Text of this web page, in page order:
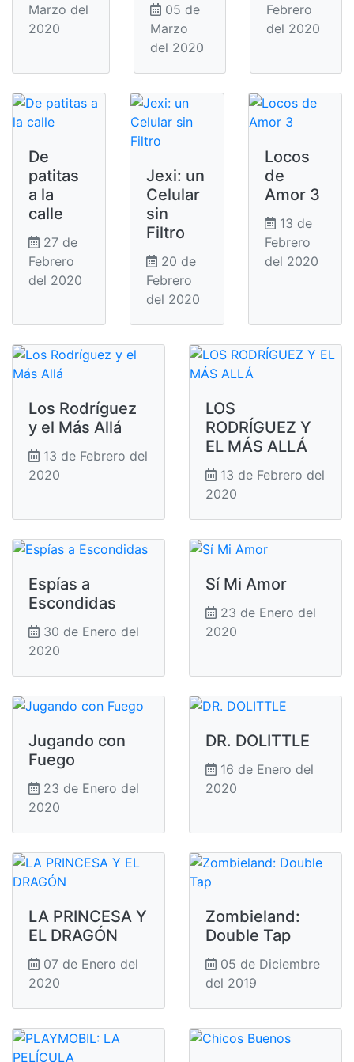
Marzo del
2020
05 de
Marzo
del 2020
Febrero
del 2020
De
patitas
a la
calle
27 de
Febrero
del 2020
Jexi: un
Celular
sin
Filtro
20 de
Febrero
del 2020
Locos
de
Amor 3
13 de
Febrero
del 2020
Los Rodríguez
y el Más Allá
13 de Febrero del
2020
LOS
RODRÍGUEZ Y
EL MÁS ALLÁ
13 de Febrero del
2020
Espías a
Escondidas
30 de Enero del
2020
Sí Mi Amor
23 de Enero del
2020
Jugando con
Fuego
23 de Enero del
2020
DR. DOLITTLE
16 de Enero del
2020
LA PRINCESA Y
EL DRAGÓN
07 de Enero del
2020
Zombieland:
Double Tap
05 de Diciembre
del 2019